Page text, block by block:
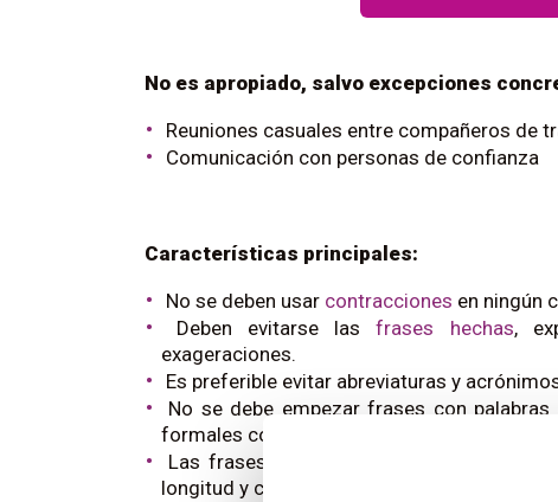
No es apropiado, salvo excepciones
Reuniones casuales entre compañeros de
Comunicación con personas de confianza
Características principales:
No se deben usar contracciones en ningún
Deben evitarse lasfrases hechas,
exageraciones.
Es preferible evitar abreviaturas y
No se debe empezar frases con palabras
formales como «
Las frases deben ser completas, con la
longitud y complejidad que en otros estilos.